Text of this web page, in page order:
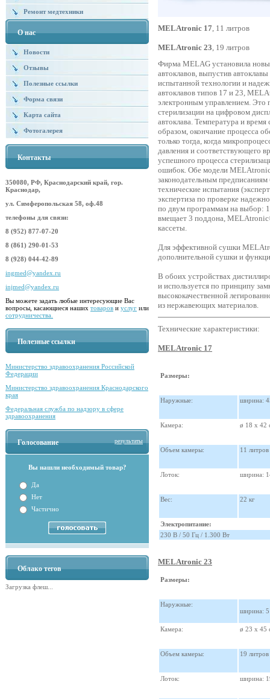
Ремонт медтехники
О нас
Новости
Отзывы
Полезные ссылки
Форма связи
Карта сайта
Фотогалерея
Контакты
350080, РФ, Краснодарский край, гор.
Краснодар,
ул. Симферопольская 58, оф.48
телефоны для связи:
8 (952) 877-07-20
8 (861) 290-01-53
8 (928) 044-42-89
ingmed@yandex.ru
injmed@yandex.ru
Вы можете задать любые интересующие Вас
вопросы, касающиеся наших товаров и услуг или
сотрудничества.
Полезные ссылки
Министерство здравоохранения Российской
Федерации
Министерство здравоохранения Краснодарского
края
Федеральная служба по надзору в сфере
здравоохранения
Голосование результаты
Вы нашли необходимый товар?
Да
Нет
Частично
Облако тегов
Загрузка флеш...
MELAtronic 17, 11 литров
MELAtronic 23, 19 литров
Фирма MELAG установила
автоклавов, выпустив
испытанной технологии и
автоклавов типов 17 и 23,
электронным управлением. Это
стерилизации на цифровом
автоклава. Температура и
образом, окончание процесса
только тогда, когда
давления и соответствующего
успешного процесса
ошибок. Обе модели
законодательным
технические испытания
экспертиза по проверке
по двум программам на выбор:
вмещает 3 поддона,
кассеты.
Для эффективной сушки
дополнительной сушки и
В обоих устройствах
и используется по принципу
высококачественной
из нержавеющих материалов.
Технические характеристики:
MELAtronic 17
Размеры:
Наружные: ширина:
Камера: ø 18 x 42
Объем камеры: 11 литров
Лоток: ширина:
Вес: 22 кг
Электропитание:
230 В / 50 Гц / 1.300 Вт
MELAtronic 23
Размеры:
Наружные:
ширина:
Камера: ø 23 x 45
Объем камеры: 19 литров
Лоток: ширина: